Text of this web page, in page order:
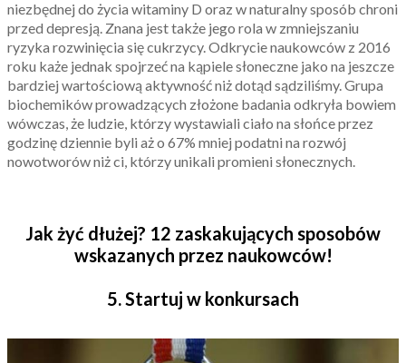
niezbędnej do życia witaminy D oraz w naturalny sposób chroni
przed depresją. Znana jest także jego rola w zmniejszaniu
ryzyka rozwinięcia się cukrzycy. Odkrycie naukowców z 2016
roku każe jednak spojrzeć na kąpiele słoneczne jako na jeszcze
bardziej wartościową aktywność niż dotąd sądziliśmy. Grupa
biochemików prowadzących złożone badania odkryła bowiem
wówczas, że ludzie, którzy wystawiali ciało na słońce przez
godzinę dziennie byli aż o 67% mniej podatni na rozwój
nowotworów niż ci, którzy unikali promieni słonecznych.
Jak żyć dłużej? 12 zaskakujących sposobów
wskazanych przez naukowców!
5. Startuj w konkursach